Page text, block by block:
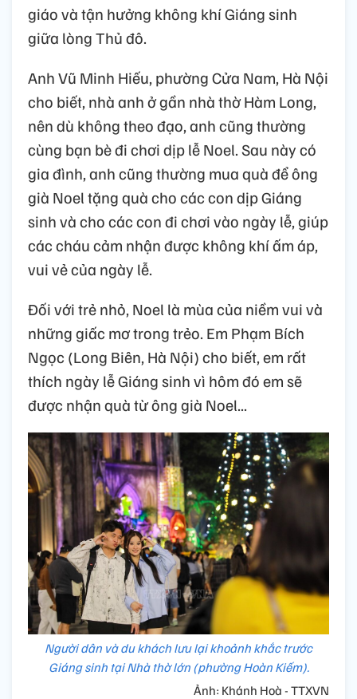
giáo và tận hưởng không khí Giáng sinh
giữa lòng Thủ đô.
Anh Vũ Minh Hiếu, phường Cửa Nam, Hà Nội
cho biết, nhà anh ở gần nhà thờ Hàm Long,
nên dù không theo đạo, anh cũng thường
cùng bạn bè đi chơi dịp lễ Noel. Sau này có
gia đình, anh cũng thường mua quà để ông
già Noel tặng quà cho các con dịp Giáng
sinh và cho các con đi chơi vào ngày lễ, giúp
các cháu cảm nhận được không khí ấm áp,
vui vẻ của ngày lễ.
Đối với trẻ nhỏ, Noel là mùa của niềm vui và
những giấc mơ trong trẻo. Em Phạm Bích
Ngọc (Long Biên, Hà Nội) cho biết, em rất
thích ngày lễ Giáng sinh vì hôm đó em sẽ
được nhận quà từ ông già Noel...
Người dân và du khách lưu lại khoảnh khắc trước
Giáng sinh tại Nhà thờ lớn (phường Hoàn Kiếm).
Ảnh: Khánh Hoà - TTXVN